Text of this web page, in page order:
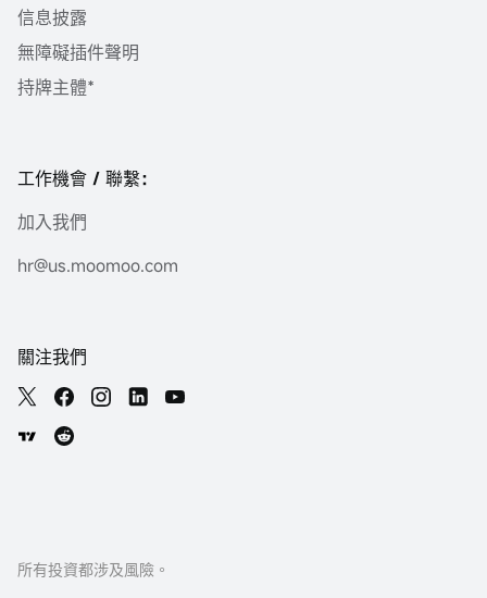
信息披露
無障礙插件聲明
持牌主體*
工作機會 / 聯繫：
加入我們
hr@us.moomoo.com
關注我們
所有投資都涉及風險。